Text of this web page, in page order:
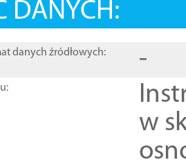
DANYCH:
danych źródłowych: -
w